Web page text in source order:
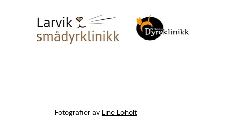
Fotografier av Line Loholt